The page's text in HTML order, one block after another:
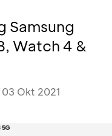
Samsung
Watch 4 &
Okt 2021